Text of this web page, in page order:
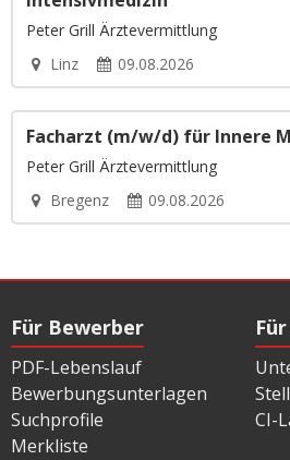
Peter Grill Ärztevermittlung
Linz
09.08.2026
Facharzt (m/w/d) für Innere
Peter Grill Ärztevermittlung
Bregenz
09.08.2026
Für Bewerber
PDF-Lebenslauf
Bewerbungsunterlagen
Suchprofile
Merkliste
CI-